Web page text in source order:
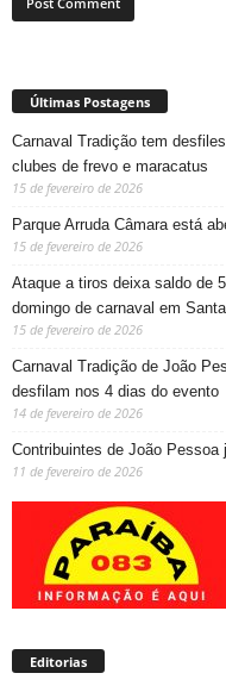
Últimas Postagens
Carnaval Tradição tem
clubes de frevo e maracatus
15 de fevereiro de 2026
Parque Arruda Câmara está
15 de fevereiro de 2026
Ataque a tiros deixa saldo de
domingo de carnaval em
15 de fevereiro de 2026
Carnaval Tradição de João
desfilam nos 4 dias do evento
14 de fevereiro de 2026
Contribuintes de João
11 de fevereiro de 2026
Editorias